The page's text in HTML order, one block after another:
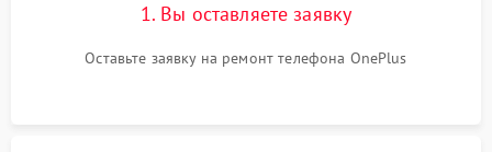
1. Вы оставляете заявку
Оставьте заявку на ремонт телефона OnePlus